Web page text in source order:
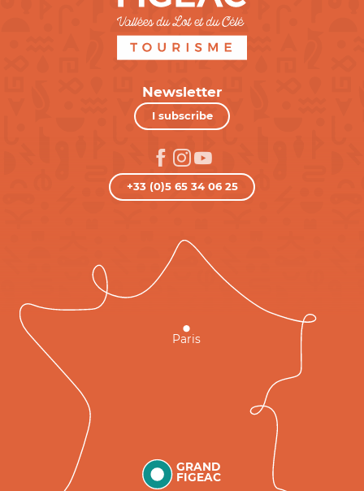
Newsletter
I subscribe
+33 (0)5 65 34 06 25
GRAND
FIGEAC
Paris